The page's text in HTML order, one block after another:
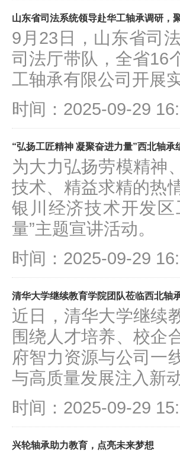
山东省司法系统领导赴华工轴承调研，
9月23日，山东省司
司法厅带队，全省16
工轴承有限公司开展
时间：2025-09-29
“弘扬工匠精神 凝聚奋进力量”西北轴
为大力弘扬劳模精神
技术、精益求精的热
银川经济技术开发
量”主题宣讲活动。
时间：2025-09-29
清华大学继续教育学院团队莅临西北轴
近日，清华大学继续
围绕人才培养、校企
府智力资源与公司一
与高质量发展注入新动
时间：2025-09-29
兴轮轴承助力教育，点亮未来梦想